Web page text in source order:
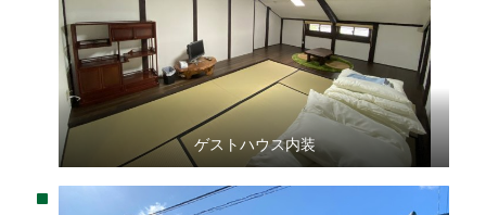
ゲストハウス内装